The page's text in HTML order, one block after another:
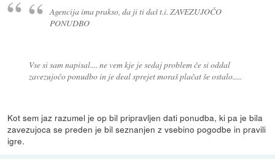
Agencija ima prakso, da ji ti daš t.i. ZAVEZUJOČO
PONUDBO
Vse si sam napisal.... ne vem kje je sedaj problem če si oddal
zavezujočo ponudbo in je deal sprejet moraš plačat še ostalo.....
Kot sem jaz razumel je op bil pripravljen dati ponudba, ki pa je bila
zavezujoca se preden je bil seznanjen z vsebino pogodbe in pravili
igre.